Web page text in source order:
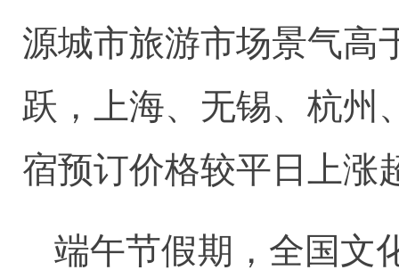
源城市旅游市场景气高
跃，上海、无锡、杭州
宿预订价格较平日上涨
端午节假期，全国文